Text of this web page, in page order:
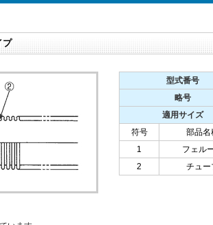
プ
型式番号
略号
適用サイズ
符号
部品名
1
フェル
2
チュー